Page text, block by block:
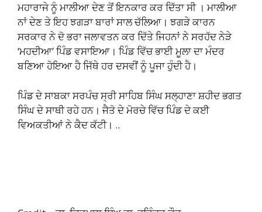
ਮਹਾਰਾਜੇ ਨੂੰ ਮਾਲੀਆ ਦੇਣ ਤੋਂ ਇਨਕਾਰ ਕਰ ਦਿੱਤਾ ਸੀ । ਮਾਲੀਆ
ਨਾਂ ਦੇਣ ਤੇ ਇਹ ਝਗੜਾ ਬਾਰਾਂ ਸਾਲ ਚੱਲਿਆ। ਝਗੜੇ ਕਾਰਨ
ਸਰਕਾਰ ਨੇ ਦੋ ਭਰਾ ਜਲਾਵਤਨ ਕਰ ਦਿੱਤੇ ਜਿਹਨਾਂ ਨੇ ਸਰਹੱਦ ਨੇੜੇ
‘ਮਹਦੀਆ’ ਪਿੰਡ ਵਸਾਇਆ। ਪਿੰਡ ਵਿੱਚ ਭਾਈ ਮੂਲਾ ਦਾ ਮੰਦਰ
ਬਣਿਆ ਹੋਇਆ ਹੈ ਜਿੱਥੇ ਹਰ ਦਸਵੀਂ ਨੂੰ ਪੂਜਾ ਹੁੰਦੀ ਹੈ।
ਪਿੰਡ ਦੇ ਸਾਬਕਾ ਸਰਪੰਚ ਸ੍ਰੀ ਸਾਹਿਬ ਸਿੰਘ ਸਲ੍ਹਾਣਾ ਸ਼ਹੀਦ ਭਗਤ
ਸਿੰਘ ਦੇ ਸਾਥੀ ਰਹੇ ਹਨ। ਜੈਤੋ ਦੇ ਮੋਰਚੇ ਵਿੱਚ ਪਿੰਡ ਦੇ ਕਈ
ਵਿਅਕਤੀਆਂ ਨੇ ਕੈਦ ਕੱਟੀ। ..